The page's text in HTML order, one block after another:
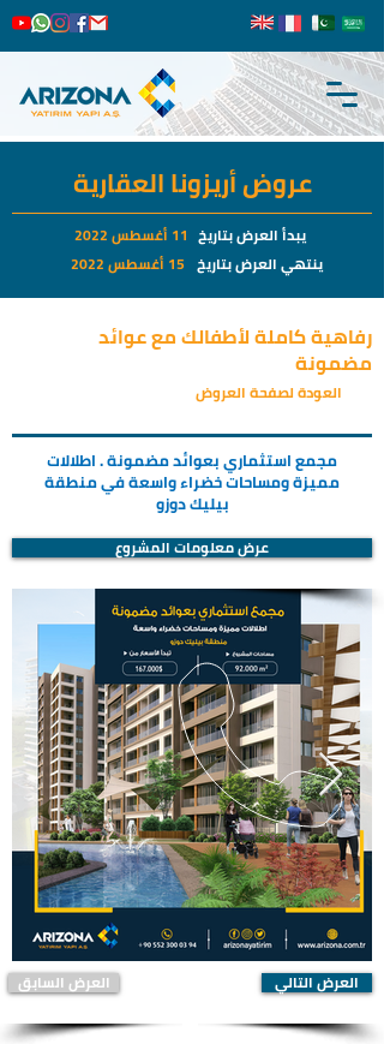
رفاهية كاملة لأطفالك مع عوائد
مضمونة
مجمع استثماري بعوائد مضمونة . اطلالات
مميزة ومساحات خضراء واسعة في منطقة
بيليك دوزو
العرض السابق العرض التالي
عرض معلومات المشروع
العودة لصفحة العروض
عروض أريزونا العقارية
يبدأ العرض بتاريخ 11 أغسطس 2022
ينتهي العرض بتاريخ 15 أغسطس 2022